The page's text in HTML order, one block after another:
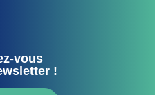
vous
!